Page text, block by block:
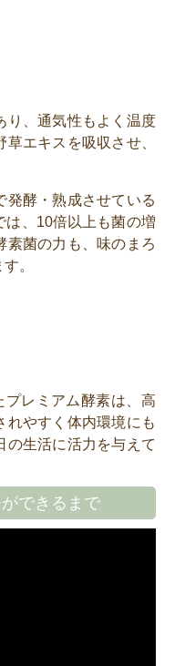
り、通気性もよく温度
エキスを吸収させ、
発酵・熟成させている
は、10倍以上も菌の増
素菌の力も、味のまろ
。
レミアム酵素は、高
れやすく体内環境にも
の生活に活力を与えて
できるまで